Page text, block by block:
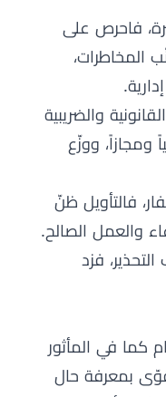
فاحرص على
المخاطرات،
والضريبية
ومجازاً، ووزّع
فالتأويل ظنّ
والعمل الصالح.
فزد
كما في المأثور
بمعرفة حال